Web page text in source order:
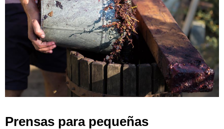
Prensas para pequeñas